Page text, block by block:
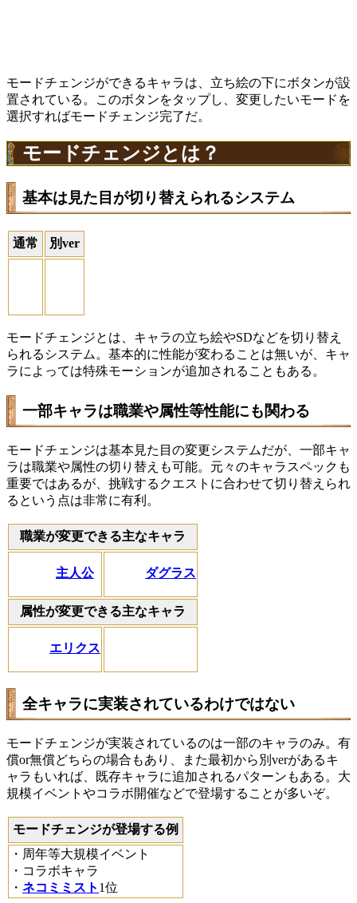
モードチェンジができるキャラは、立ち絵の下にボタンが設
置されている。このボタンをタップし、変更したいモードを
選択すればモードチェンジ完了だ。
モードチェンジとは？
基本は見た目が切り替えられるシステム
通常 別ver
モードチェンジとは、キャラの立ち絵やSDなどを切り替え
られるシステム。基本的に性能が変わることは無いが、キャ
ラによっては特殊モーションが追加されることもある。
一部キャラは職業や属性等性能にも関わる
モードチェンジは基本見た目の変更システムだが、一部キャ
ラは職業や属性の切り替えも可能。元々のキャラスペックも
重要ではあるが、挑戦するクエストに合わせて切り替えられ
るという点は非常に有利。
職業が変更できる主なキャラ
主人公 ダグラス
属性が変更できる主なキャラ
エリクス
全キャラに実装されているわけではない
モードチェンジが実装されているのは一部のキャラのみ。有
償or無償どちらの場合もあり、また最初から別verがあるキ
ャラもいれば、既存キャラに追加されるパターンもある。大
規模イベントやコラボ開催などで登場することが多いぞ。
モードチェンジが登場する例
・周年等大規模イベント
・コラボキャラ
・ ネコミミスト 1位